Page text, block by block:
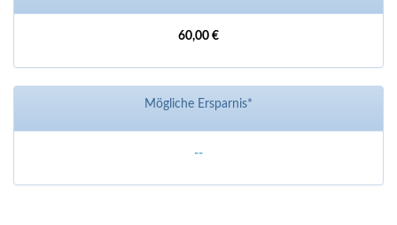
60,00 €
Mögliche Ersparnis*
--